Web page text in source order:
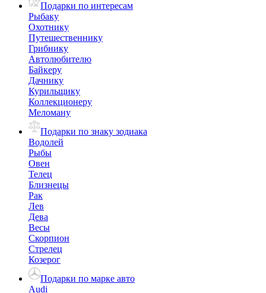
Подарки по интересам
Рыбаку
Охотнику
Путешественнику
Грибнику
Автолюбителю
Байкеру
Дачнику
Курильщику
Коллекционеру
Меломану
Подарки по знаку зодиака
Водолей
Рыбы
Овен
Телец
Близнецы
Рак
Лев
Дева
Весы
Скорпион
Стрелец
Козерог
Подарки по марке авто
Audi